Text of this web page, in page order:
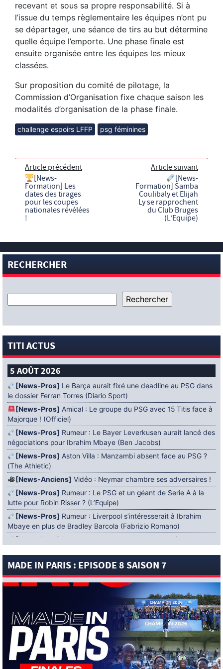
recevant et sous sa propre responsabilité. Si à
l’issue du temps règlementaire les équipes n’ont pu
se départager, une séance de tirs au but détermine
quelle équipe l’emporte. Une phase finale est
ensuite organisée entre les équipes les mieux
classées.
Sur proposition du comité de pilotage, la
Commission d’Organisation fixe chaque saison les
modalités d’organisation de la phase finale.
challenge espoirs LFFP psg féminines
Article précédent
[News-
Formation] Les
dates des tirages
pour les coupes
nationales révélées
!
Article suivant
[News-
Formation] Samba
Coulibaly et Elijah
Ly se rapprochent
du Club Bruges
(L’Equipe)
RECHERCHER
TITI ACTUS
5 AOÛT 2026
[News-Pros] Le Barça aurait fixé une deadline au PSG dans
le dossier Ferran Torres (Diario Sport)
[News-Pros] Amical : Le groupe du PSG avec 15 Titis face à
Majorque ! (Officiel)
[News-Pros] Rumeur : Le Bayer Leverkusen aurait lancé des
négociations pour Ibrahim Mbaye (Ben Jacobs)
[News-Pros] Aston Villa : Manzambi absent face au PSG ?
(The Athletic)
[News-Anciens] Vidéo : Neymar chambre ses adversaires !
[News-Pros] Rumeur : Le PSG et un géant de Serie A à la
lutte pour Robin Risser ? (L’Equipe)
[News-Pros] Rumeur : Liverpool s’intéresserait à Ibrahim
Mbaye en plus de Bradley Barcola (Fabrizio Romano)
[News-Pros]
Rumeur : Accord contractuel trouvé entre le
[News-Pros]Rumeur : Le PSG aurait lancé un ultimatum
4 AOÛT 2026
Mercato : Khalil Ayari prêté à Dunkerque
(Officiel)
[News-Anciens]Leverkusen : un retour de Diaby envisagé
(Foot Mercato)
[News-Formation]Nsoki va filer au Dinamo Zagreb
(L’Equipe)
MADE IN PARIS : EPISODE 8 SAISON 7